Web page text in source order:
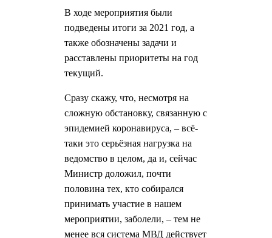
В ходе мероприятия были
подведены итоги за 2021 год, а
также обозначены задачи и
расставлены приоритеты на год
текущий.
Сразу скажу, что, несмотря на
сложную обстановку, связанную с
эпидемией коронавируса, – всё-
таки это серьёзная нагрузка на
ведомство в целом, да и, сейчас
Министр доложил, почти
половина тех, кто собирался
принимать участие в нашем
мероприятии, заболели, – тем не
менее вся система МВД действует